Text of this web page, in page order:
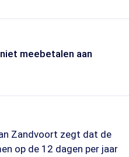
meebetalen aan
Zandvoort zegt dat de
op de 12 dagen per jaar